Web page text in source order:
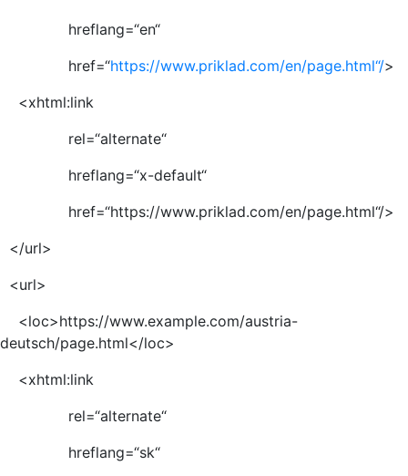
hreflang=“en“
href=“https://www.priklad.com/en/page.html“/>
<xhtml:link
rel=“alternate“
hreflang=“x-default“
href=“https://www.priklad.com/en/page.html“/>
</url>
<url>
<loc>https://www.example.com/austria-
deutsch/page.html</loc>
<xhtml:link
rel=“alternate“
hreflang=“sk“